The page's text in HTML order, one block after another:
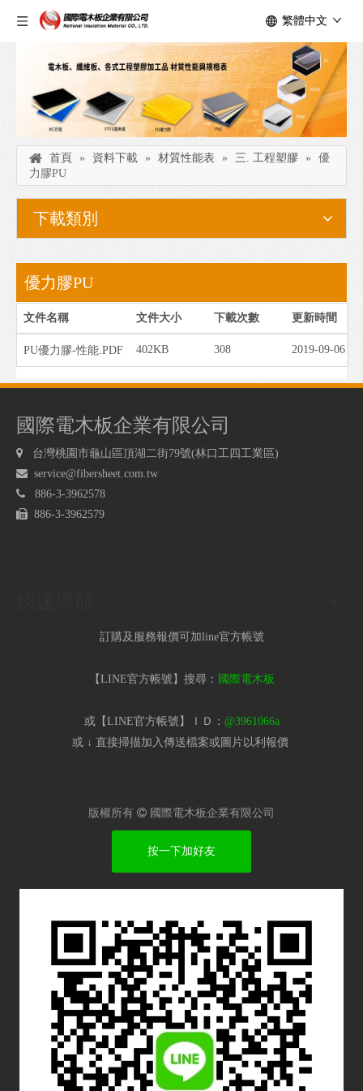
繁體中文
首頁 » 資料下載 » 材質性能表 » 三. 工程塑膠 »
優
力膠PU
下載類別
優力膠PU
文件名稱 文件大小 下載次數 更新時間
PU優力膠-性能.PDF 402KB 308 2019-09-06
國際電木板企業有限公司
 台灣桃園市龜山區頂湖二街79號(林口工四工業區)
 service@fibersheet.com.tw
 886-3-3962578
 886-3-3962579
訂購及服務報價可加line官方帳號
【LINE官方帳號】搜尋： 國際電木板
或【LINE官方帳號】ＩＤ： @3961066a
或 ↓ 直接掃描加入傳送檔案或圖片以利報價​
版權所有  國際電木板企業有限公司
按一下加好友